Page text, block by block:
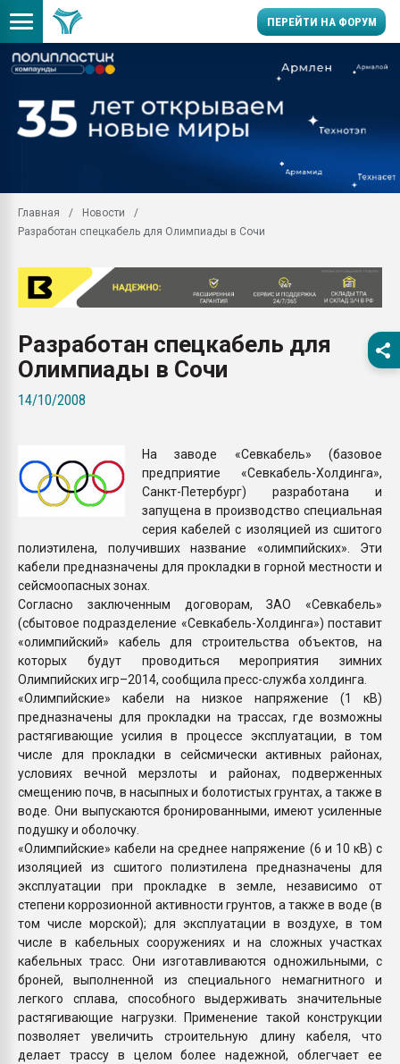
ПЕРЕЙТИ НА ФОРУМ
Вакуум-формовочные
28.07.2026
Всё, что касается
бутылок
Материал поверхности
вакуумного
ПЕРЕЙТИ НА
Главная
Новости
Разработан спецкабель для Олимпиады в Сочи
Разработан спецкабель для
Олимпиады в Сочи
14/10/2008
На заводе «Севкабель» (базовое
предприятие «Севкабель-Холдинга»,
Санкт-Петербург) разработана и
запущена в производство специальная
серия кабелей с изоляцией из сшитого
полиэтилена, получивших название «олимпийских». Эти
кабели предназначены для прокладки в горной местности и
сейсмоопасных зонах.
Согласно заключенным договорам, ЗАО «Севкабель»
(сбытовое подразделение «Севкабель-Холдинга») поставит
«олимпийский» кабель для строительства объектов, на
которых будут проводиться мероприятия зимних
Олимпийских игр–2014, сообщила пресс-служба холдинга.
«Олимпийские» кабели на низкое напряжение (1 кВ)
предназначены для прокладки на трассах, где возможны
растягивающие усилия в процессе эксплуатации, в том
числе для прокладки в сейсмически активных районах,
условиях вечной мерзлоты и районах, подверженных
смещению почв, в насыпных и болотистых грунтах, а также в
воде. Они выпускаются бронированными, имеют усиленные
подушку и оболочку.
«Олимпийские» кабели на среднее напряжение (6 и 10 кВ) с
изоляцией из сшитого полиэтилена предназначены для
эксплуатации при прокладке в земле, независимо от
степени коррозионной активности грунтов, а также в воде (в
том числе морской); для эксплуатации в воздухе, в том
числе в кабельных сооружениях и на сложных участках
кабельных трасс. Они изготавливаются одножильными, с
броней, выполненной из специального немагнитного и
легкого сплава, способного выдерживать значительные
растягивающие нагрузки. Применение такой конструкции
позволяет увеличить строительную длину кабеля, что
делает трассу в целом более надежной, облегчает ее